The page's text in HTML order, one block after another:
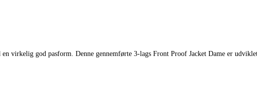
virkelig god pasform. Denne gennemførte 3-lags Front Proof Jacket Dame er